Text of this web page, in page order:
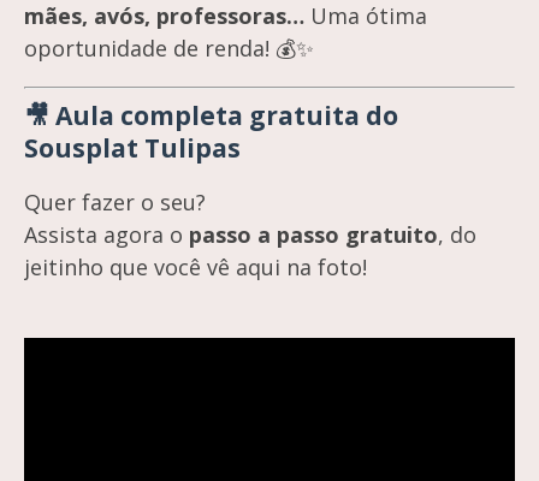
mães, avós, professoras… Uma ótima
oportunidade de renda! 💰✨
🎥 Aula completa gratuita do
Sousplat Tulipas
Quer fazer o seu?
Assista agora o passo a passo gratuito, do
jeitinho que você vê aqui na foto!